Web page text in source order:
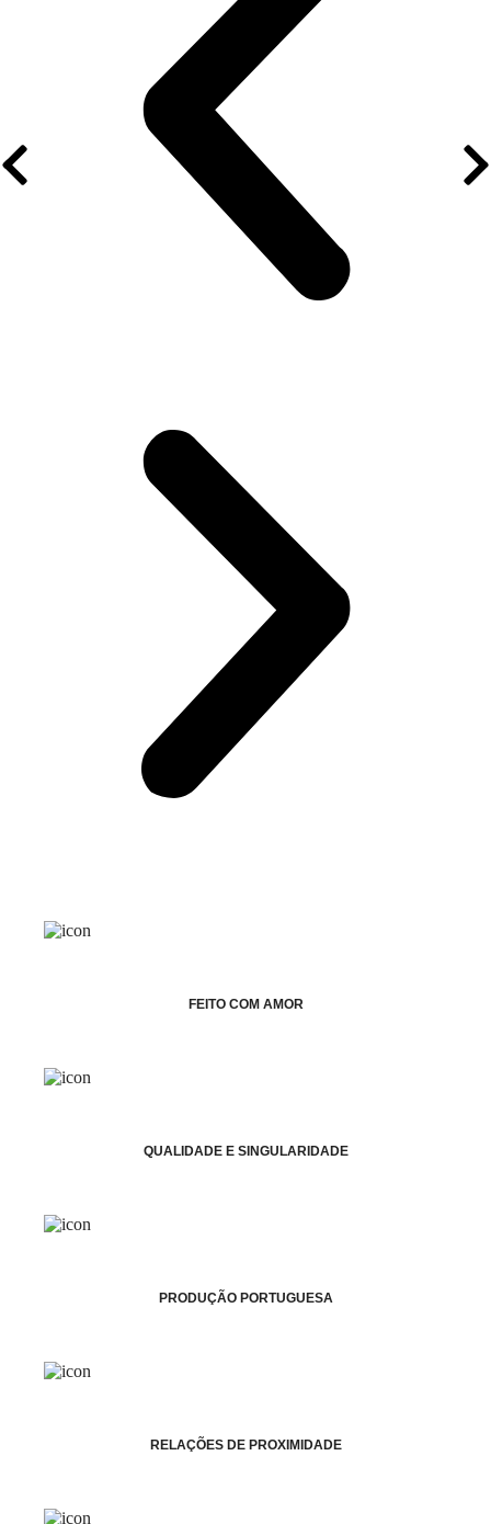
FEITO COM AMOR
QUALIDADE E SINGULARIDADE
PRODUÇÃO PORTUGUESA
RELAÇÕES DE PROXIMIDADE